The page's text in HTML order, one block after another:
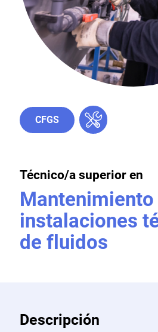
CFGS
Técnico/a superior en
Mantenimiento
instalaciones
de fluidos
Descripción